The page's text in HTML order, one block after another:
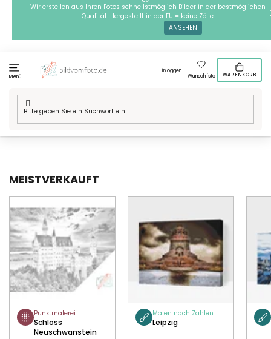
springen
Wir erstellen aus Ihren Fotos schnellstmöglich Bilder in der bestmöglichen
Qualität. Hergestellt in der EU = keine Zölle
ANSEHEN
Menü
Einloggen
Wunschliste
WARENKORB
Startseite
Die Besten von Deutschland
MEISTVERKAUFT
Punktmalerei
Schloss
Neuschwanstein
Malen nach Zahlen
Leipzig